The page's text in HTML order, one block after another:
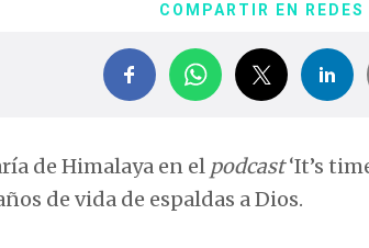
COMPARTIR EN REDES
de Himalaya en el podcast‘It’s
de vida de espaldas a Dios.